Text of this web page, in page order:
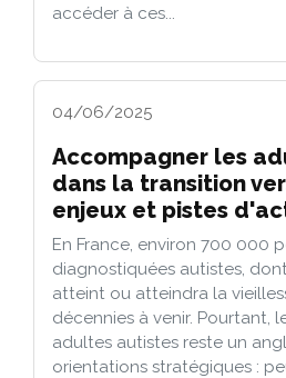
accéder à ces...
04/06/2025
Accompagner les
dans la transition
enjeux et pistes
En France, environ 700 000
diagnostiquées autistes,
atteint ou atteindra la
décennies à venir. Pourtant,
adultes autistes reste un
orientations stratégiques :